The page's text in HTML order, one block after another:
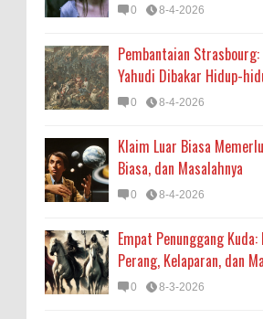
0 8-4-2026
Pembantaian
Yahudi Dibakar Hidup-
0 8-4-2026
Klaim Luar Biasa
Biasa, dan Masalahnya
0 8-4-2026
Empat Penunggang Kuda:
Perang, Kelaparan, dan
0 8-3-2026